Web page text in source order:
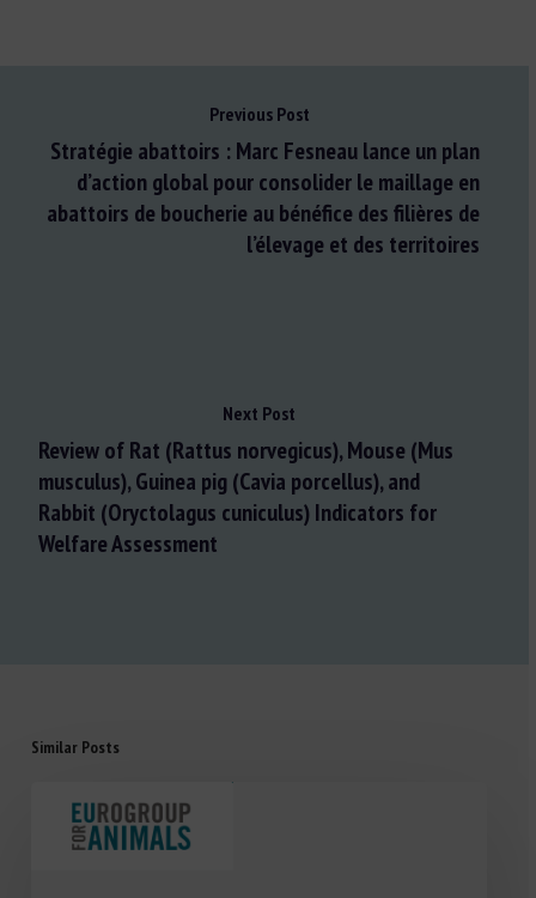
Previous Post
Stratégie abattoirs : Marc Fesneau lance un plan
d’action global pour consolider le maillage en
abattoirs de boucherie au bénéfice des filières de
l’élevage et des territoires
Next Post
Review of Rat (Rattus norvegicus), Mouse (Mus
musculus), Guinea pig (Cavia porcellus), and
Rabbit (Oryctolagus cuniculus) Indicators for
Welfare Assessment
Similar Posts